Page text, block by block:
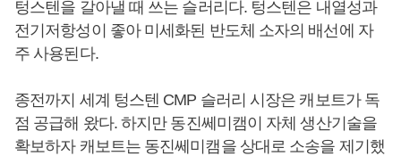
텅스텐을 갈아낼 때 쓰는 슬러리다. 텅스텐은 내열성과
전기저항성이 좋아 미세화된 반도체 소자의 배선에 자
주 사용된다.
종전까지 세계 텅스텐 CMP 슬러리 시장은 캐보트가 독
점 공급해 왔다. 하지만 동진쎄미캠이 자체 생산기술을
확보하자 캐보트는 동진쎄미캠을 상대로 소송을 제기했